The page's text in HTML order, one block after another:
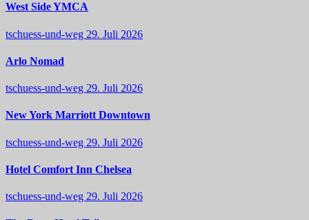
West Side YMCA
tschuess-und-weg 29. Juli 2026
Arlo Nomad
tschuess-und-weg 29. Juli 2026
New York Marriott Downtown
tschuess-und-weg 29. Juli 2026
Hotel Comfort Inn Chelsea
tschuess-und-weg 29. Juli 2026